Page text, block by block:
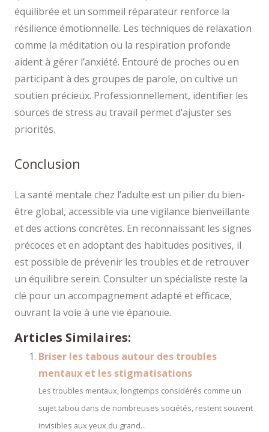
équilibrée et un sommeil réparateur renforce la
résilience émotionnelle. Les techniques de relaxation
comme la méditation ou la respiration profonde
aident à gérer l’anxiété. Entouré de proches ou en
participant à des groupes de parole, on cultive un
soutien précieux. Professionnellement, identifier les
sources de stress au travail permet d’ajuster ses
priorités.
Conclusion
La santé mentale chez l’adulte est un pilier du bien-
être global, accessible via une vigilance bienveillante
et des actions concrètes. En reconnaissant les signes
précoces et en adoptant des habitudes positives, il
est possible de prévenir les troubles et de retrouver
un équilibre serein. Consulter un spécialiste reste la
clé pour un accompagnement adapté et efficace,
ouvrant la voie à une vie épanouie.
Articles Similaires:
Briser les tabous autour des troubles
mentaux et les stigmatisations
Les troubles mentaux, longtemps considérés comme un
sujet tabou dans de nombreuses sociétés, restent souvent
invisibles aux yeux du grand...